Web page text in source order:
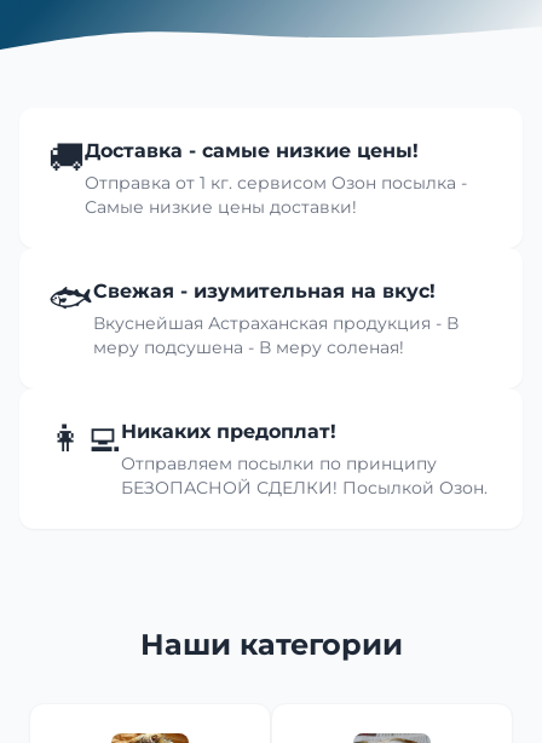
🚚Доставка - самые низкие цены!
Отправка от 1 кг. сервисом Озон посылка -
Самые низкие цены доставки!
🐟Свежая - изумительная на вкус!
Вкуснейшая Астраханская продукция - В
меру подсушена - В меру соленая!
👩‍💻Никаких предоплат!
Отправляем посылки по принципу
БЕЗОПАСНОЙ СДЕЛКИ! Посылкой Озон.
Наши категории